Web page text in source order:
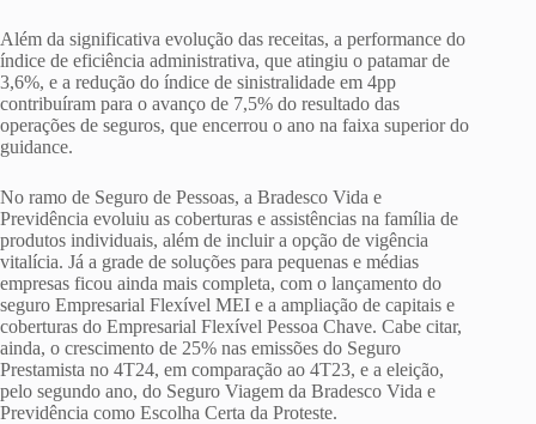
Além da significativa evolução das receitas, a performance do
índice de eficiência administrativa, que atingiu o patamar de
3,6%, e a redução do índice de sinistralidade em 4pp
contribuíram para o avanço de 7,5% do resultado das
operações de seguros, que encerrou o ano na faixa superior do
guidance.
No ramo de Seguro de Pessoas, a Bradesco Vida e
Previdência evoluiu as coberturas e assistências na família de
produtos individuais, além de incluir a opção de vigência
vitalícia. Já a grade de soluções para pequenas e médias
empresas ficou ainda mais completa, com o lançamento do
seguro Empresarial Flexível MEI e a ampliação de capitais e
coberturas do Empresarial Flexível Pessoa Chave. Cabe citar,
ainda, o crescimento de 25% nas emissões do Seguro
Prestamista no 4T24, em comparação ao 4T23, e a eleição,
pelo segundo ano, do Seguro Viagem da Bradesco Vida e
Previdência como Escolha Certa da Proteste.